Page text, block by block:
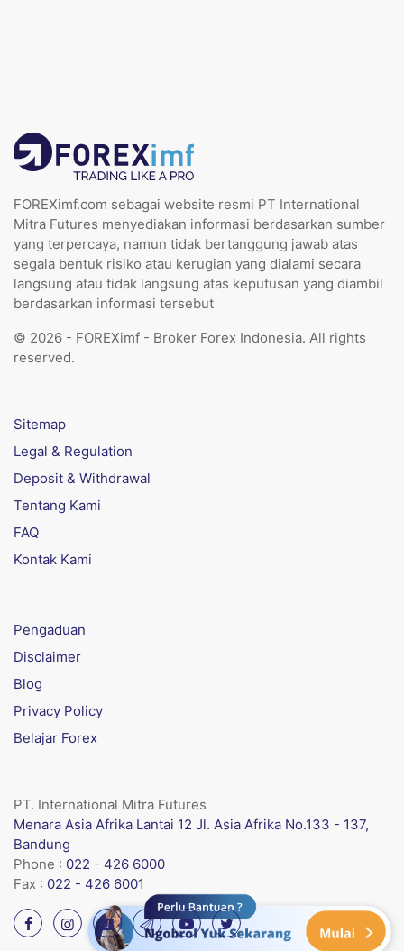
FOREXimf.com sebagai website resmi PT International
Mitra Futures menyediakan informasi berdasarkan sumber
yang terpercaya, namun tidak bertanggung jawab atas
segala bentuk risiko atau kerugian yang dialami secara
langsung atau tidak langsung atas keputusan yang diambil
berdasarkan informasi tersebut
© 2026 - FOREXimf - Broker Forex Indonesia. All rights
reserved.
Sitemap
Legal & Regulation
Deposit & Withdrawal
Tentang Kami
FAQ
Kontak Kami
Pengaduan
Disclaimer
Blog
Privacy Policy
Belajar Forex
PT. International Mitra Futures
Menara Asia Afrika Lantai 12 Jl. Asia Afrika No.133 - 137,
Bandung
Phone : 022 - 426 6000
Fax : 022 - 426 6001